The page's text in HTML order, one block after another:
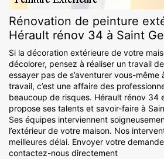
Rénovation de peinture
Hérault rénov 34 à Saint
Si la décoration extérieure de votre
décolorer, pensez à réaliser un travail
essayer pas de s’aventurer vous-même
travail, c’est une affaire des
beaucoup de risques. Hérault rénov 34
propose ses talents et savoir-faire à
Ses équipes interviennent
l’extérieur de votre maison. Nos
meilleures délai. Envoyer votre
contactez-nous directement